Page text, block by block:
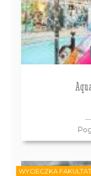
WYCIECZKA